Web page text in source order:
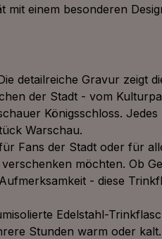
mit einem besonderen
detailreiche Gravur zeigt
der Stadt - vom
Königsschloss. Jedes
Warschau.
Fans der Stadt oder für
möchten. Ob
- diese
Edelstahl-
Stunden warm oder